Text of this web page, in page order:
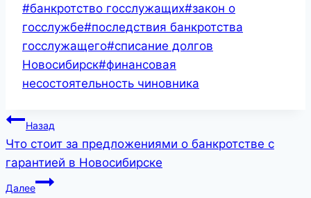
Метки
записи:
#банкротство госслужащих#закон о
госслужбе#последствия банкротства
госслужащего#списание долгов
Новосибирск#финансовая
несостоятельность чиновника
Навигация
по
записям
Назад
Что стоит за предложениями о банкротстве с
гарантией в Новосибирске
Далее